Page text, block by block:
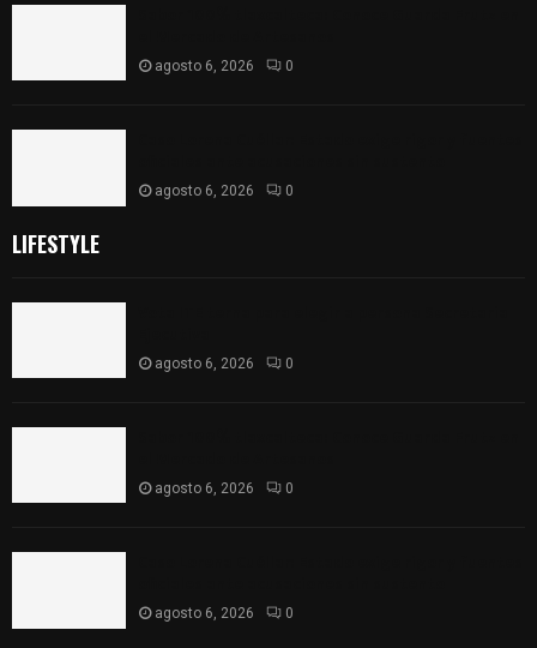
agosto 6, 2026 0
agosto 6, 2026 0
LIFESTYLE
agosto 6, 2026 0
agosto 6, 2026 0
agosto 6, 2026 0